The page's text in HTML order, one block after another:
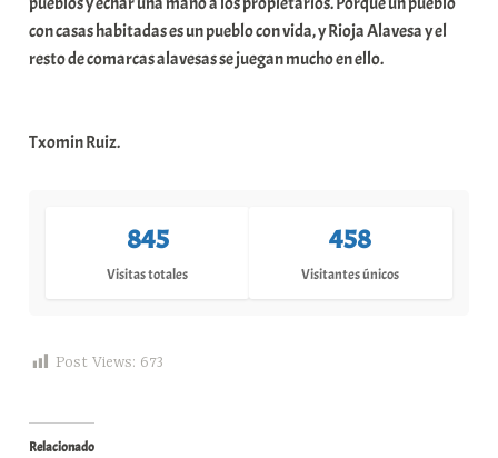
con casas habitadas es un pueblo con vida, y Rioja Alavesa y el
resto de comarcas alavesas se juegan mucho en ello.
Txomin Ruiz.
845
Visitas totales
458
Visitantes únicos
Post Views: 673
Relacionado